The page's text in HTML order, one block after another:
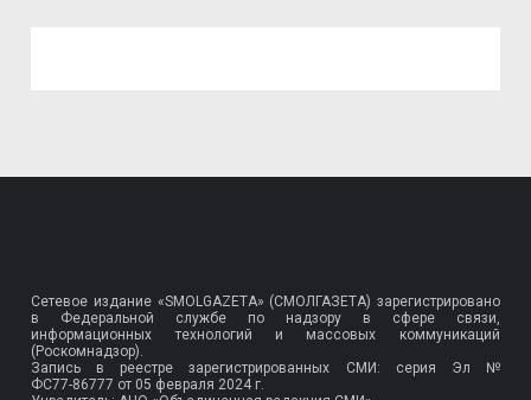
Сетевое издание «SMOLGAZETA» (СМОЛГАЗЕТА) зарегистрировано
в Федеральной службе по надзору в сфере связи,
информационных технологий и массовых коммуникаций
(Роскомнадзор).
Запись в реестре зарегистрированных СМИ: серия Эл №
ФС77-86777 от 05 февраля 2024 г.